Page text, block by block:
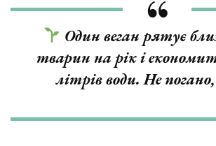
Один веган рятує
тварин на рік і
літрів води. Не